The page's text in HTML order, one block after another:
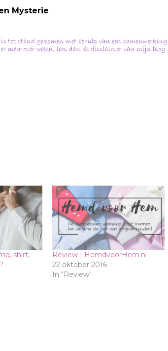
Mysterie
shirt,
Review | HemdvoorHem.nl
22 oktober 2016
In "Review"